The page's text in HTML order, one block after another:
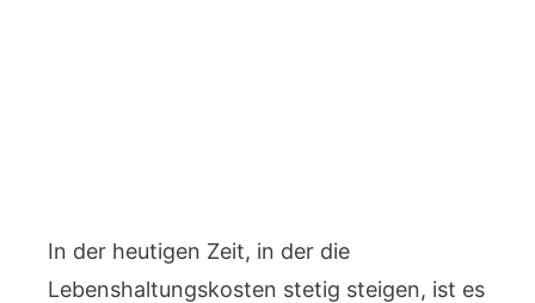
In der heutigen Zeit, in der die
Lebenshaltungskosten stetig steigen, ist es